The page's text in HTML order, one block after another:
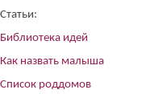
Статьи:
Библиотека идей
Как назвать малыша
Список роддомов